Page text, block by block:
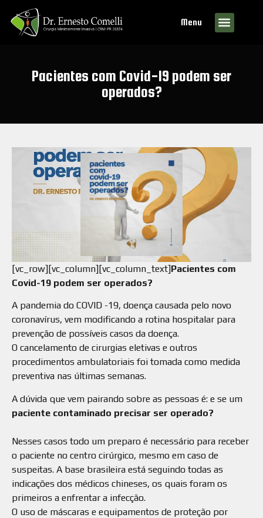
Menu
Pacientes com Covid-19 podem ser
operados?
[vc_row][vc_column][vc_column_text]Pacientes com
Covid-19 podem ser operados?
A pandemia do COVID -19, doença causada pelo novo
coronavírus, vem modificando a rotina hospitalar para
prevenção de possíveis casos da doença.
O cancelamento de cirurgias eletivas e outros
procedimentos ambulatoriais foi tomada como medida
preventiva nas últimas semanas.
A dúvida que vem pairando sobre as pessoas é: e se um
paciente contaminado precisar ser operado?
Nesses casos todo um preparo é necessário para receber
o paciente no centro cirúrgico, mesmo em caso de
suspeitas. A base brasileira está seguindo todas as
indicações dos médicos chineses, os quais foram os
primeiros a enfrentar a infecção.
O uso de máscaras e equipamentos de proteção por